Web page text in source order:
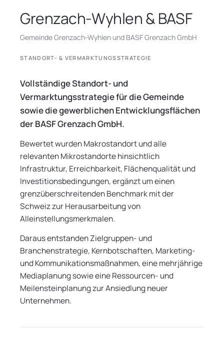
Grenzach-Wyhlen & BASF
Gemeinde Grenzach-Wyhlen und BASF Grenzach GmbH
STANDORT- & VERMARKTUNGSSTRATEGIE
Vollständige Standort- und
Vermarktungsstrategie für die Gemeinde
sowie die gewerblichen Entwicklungsflächen
der BASF Grenzach GmbH.
Bewertet wurden Makrostandort und alle
relevanten Mikrostandorte hinsichtlich
Infrastruktur, Erreichbarkeit, Flächenqualität und
Investitionsbedingungen, ergänzt um einen
grenzüberschreitenden Benchmark mit der
Schweiz zur Herausarbeitung von
Alleinstellungsmerkmalen.
Daraus entstanden Zielgruppen- und
Branchenstrategie, Kernbotschaften, Marketing-
und Kommunikationsmaßnahmen, eine mehrjährige
Mediaplanung sowie eine Ressourcen- und
Meilensteinplanung zur Ansiedlung neuer
Unternehmen.